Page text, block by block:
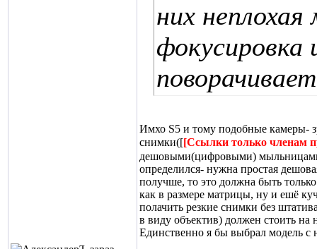
них
фокусировка
Имхо S5 и тому подобные камеры-
снимки([[Ссылки только членам
дешовыми(цифровыми) мыльницами.
определился- нужна простая
получше, то это должна быть
как в размере матрицы, ну и ешё
полачить резкие снимки без
в виду объектив) должен стоить
Единственно я бы выбрал модель с